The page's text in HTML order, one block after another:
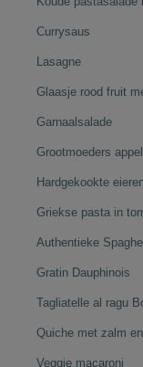
Currysaus
Lasagne
Glaasje rood fruit
Garnaalsalade
Grootmoeders
Hardgekookte
Griekse pasta in
Authentieke
Gratin Dauphinois
Tagliatelle al ragu
Quiche met zalm
Veggie macaroni